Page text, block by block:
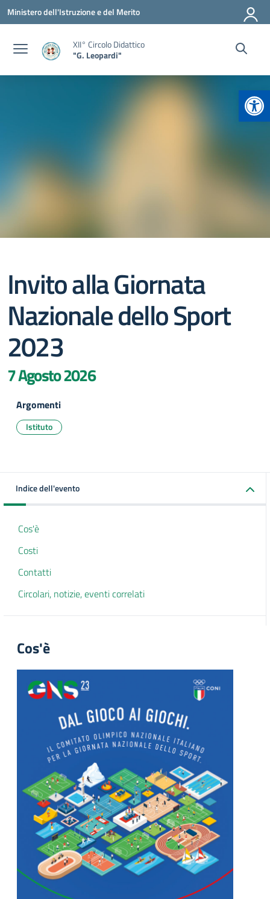
Vai ai contenuti
Vai al menu di navigazione
Vai al footer
Ministero dell'Istruzione e del Merito
XII° Circolo Didattico
"G. Leopardi"
Invito alla Giornata
Nazionale dello Sport
2023
7 Agosto 2026
Argomenti
Istituto
Indice dell'evento
Cos'è
Costi
Contatti
Circolari, notizie, eventi correlati
Cos'è